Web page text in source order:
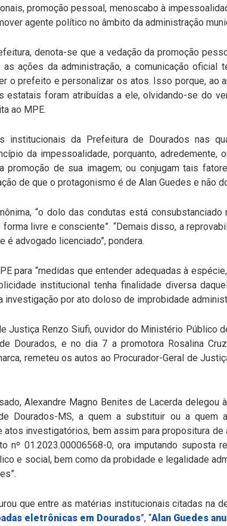
promoção pessoal, menoscabo à
agente político no âmbito da administração
denota-se que a vedação da promoção
ações da administração, a comunicação oficial
o prefeito e personalizar os atos. Isso porque, ao
estatais foram atribuídas a ele, olvidando-se do
ao MPE.
institucionais da Prefeitura de Dourados nas
da impessoalidade, porquanto, adredemente,
de sua imagem; ou conjugam tais
de que o protagonismo é de Alan Guedes e não
“o dolo das condutas está
livre e consciente”. “Demais disso, a
é advogado licenciado”, pondera.
para “medidas que entender adequadas à
institucional tenha finalidade diversa
investigação por ato doloso de improbidade
Justiça Renzo Siufi, ouvidor do Ministério Público
Dourados, e no dia 7 a promotora Rosalina
remeteu os autos ao Procurador-Geral de
Alexandre Magno Benites de Lacerda delegou
Dourados-MS, a quem a substituir ou a quem
atos investigatórios, bem assim para propositura
nº 01.2023.00006568-0, ora imputando suposta
e social, bem como da probidade e legalidade
que entre as matérias institucionais citadas na
eletrônicas em Dourados”, “Alan Guedes